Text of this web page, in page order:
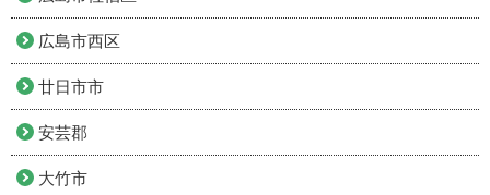
広島市西区
廿日市市
安芸郡
大竹市